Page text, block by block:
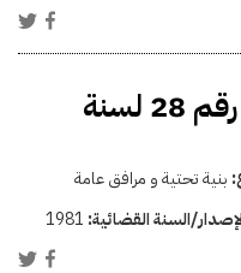
قانون الطيران المدني رقم 28 لسنة
بنية تحتية و مرافق عامة
السنة القضائية: 1981